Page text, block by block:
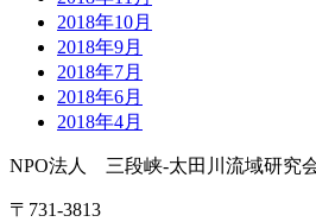
2018年10月
2018年9月
2018年7月
2018年6月
2018年4月
NPO法人 三段峡-太田川流域研究
〒731-3813